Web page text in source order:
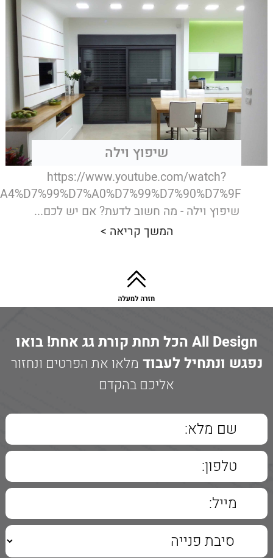
שיפוץ וילה
https://www.youtube.com/watch?
שיפוץ וילה - מה חשוב לדעת? אם יש לכם...
המשך קריאה >
All Design הכל תחת קורת גג אחת! בואו
נפגש ונתחיל לעבוד מלאו את הפרטים ונחזור
אליכם בהקדם